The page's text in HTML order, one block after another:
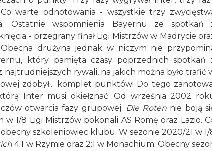
warte odnotowania - wszystkie trzy
Ostatnie wspomnienia Bayernu ze spotkań
- przegrany finał Ligi Mistrzów w Madrycie
drużyna jednak w niczym nie
który pamięta czasy poprzednich spotkań
najtrudniejszych rywali, na jakich można było trafić
zdobył... komplet punktów! Do tego
Inter musi okiełznać. Od września 2002
otwarcia fazy grupowej. Die Roten nie boją
1/8 Ligi Mistrzów pokonali AS Romę oraz Lazio.
szkoleniowiec klubu. W sezonie 2020/21 w 1/
4:1 w Rzymie oraz 2:1 w Monachium. Obecny